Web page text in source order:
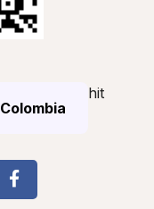
Colombia
hit